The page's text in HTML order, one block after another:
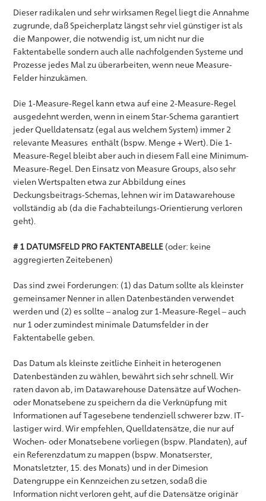
Dieser radikalen und sehr wirksamen Regel liegt die Annahme
zugrunde, daß Speicherplatz längst sehr viel günstiger ist als
die Manpower, die notwendig ist, um nicht nur die
Faktentabelle sondern auch alle nachfolgenden Systeme und
Prozesse jedes Mal zu überarbeiten, wenn neue Measure-
Felder hinzukämen.
Die 1-Measure-Regel kann etwa auf eine 2-Measure-Regel
ausgedehnt werden, wenn in einem Star-Schema garantiert
jeder Quelldatensatz (egal aus welchem System) immer 2
relevante Measures enthält (bspw. Menge + Wert). Die 1-
Measure-Regel bleibt aber auch in diesem Fall eine Minimum-
Measure-Regel. Den Einsatz von Measure Groups, also sehr
vielen Wertspalten etwa zur Abbildung eines
Deckungsbeitrags-Schemas, lehnen wir im Datawarehouse
vollständig ab (da die Fachabteilungs-Orientierung verloren
geht).
# 1 DATUMSFELD PRO FAKTENTABELLE (oder: keine
aggregierten Zeitebenen)
Das sind zwei Forderungen: (1) das Datum sollte als kleinster
gemeinsamer Nenner in allen Datenbeständen verwendet
werden und (2) es sollte – analog zur 1-Measure-Regel – auch
nur 1 oder zumindest minimale Datumsfelder in der
Faktentabelle geben.
Das Datum als kleinste zeitliche Einheit in heterogenen
Datenbeständen zu wählen, bewährt sich sehr schnell. Wir
raten davon ab, im Datawarehouse Datensätze auf Wochen-
oder Monatsebene zu speichern da die Verknüpfung mit
Informationen auf Tagesebene tendenziell schwerer bzw. IT-
lastiger wird. Wir empfehlen, Quelldatensätze, die nur auf
Wochen- oder Monatsebene vorliegen (bspw. Plandaten), auf
ein Referenzdatum zu mappen (bspw. Monatserster,
Monatsletzter, 15. des Monats) und in der Dimesion
Datengruppe ein Kennzeichen zu setzen, sodaß die
Information nicht verloren geht, auf die Datensätze originär